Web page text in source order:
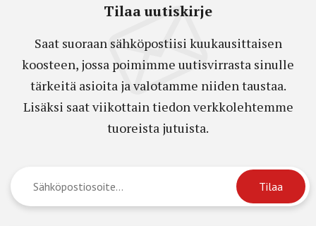
Tilaa uutiskirje
Saat suoraan sähköpostiisi kuukausittaisen
koosteen, jossa poimimme uutisvirrasta sinulle
tärkeitä asioita ja valotamme niiden taustaa.
Lisäksi saat viikottain tiedon verkkolehtemme
tuoreista jutuista.